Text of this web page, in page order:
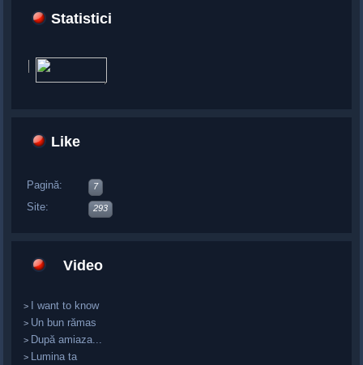
Statistici
Like
Pagină: 7
Site: 293
Video
> I want to know
> Un bun rămas
> După amiaza...
> Lumina ta